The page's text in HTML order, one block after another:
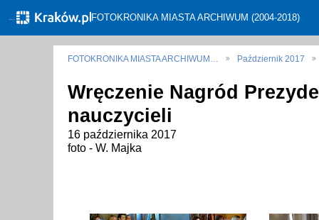
← FOTOKRONIKA MIASTA ARCHIWUM (2004-2018)
FOTOKRONIKA MIASTA ARCHIWUM… Październik 2017
Wręczenie Nagród
nauczycieli
16 października 2017
foto - W. Majka